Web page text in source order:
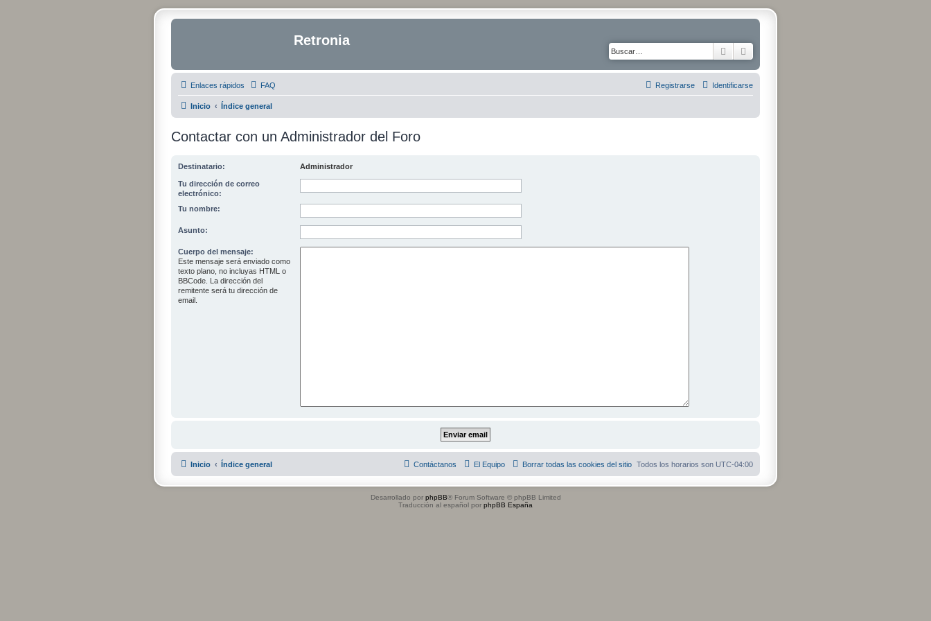
Retronia
Buscar
Enlaces rápidos FAQ Identificarse
Registrarse
Inicio Índice general
Contactar con un Administrador del Foro
Destinatario: Administrador
Tu dirección de correo
electrónico:
Tu nombre:
Asunto:
Cuerpo del mensaje:
Este mensaje será enviado como
texto plano, no incluyas HTML o
BBCode. La dirección del
remitente será tu dirección de
email.
Inicio Índice general Todos los horarios son UTC-04:00
Borrar todas las cookies del sitio
El Equipo
Contáctanos
Desarrollado por phpBB® Forum Software © phpBB Limited
Traducción al español por phpBB España